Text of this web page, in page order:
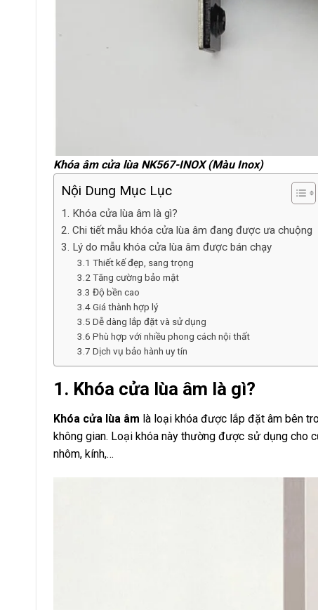
Khóa âm cửa lùa NK567-INOX (Màu Inox)
Nội Dung Mục Lục
1. Khóa cửa lùa âm là gì?
2. Chi tiết mẫu khóa cửa lùa âm đang được ưa chuộng
3. Lý do mẫu khóa cửa lùa âm được bán chạy
3.1 Thiết kế đẹp, sang trọng
3.2 Tăng cường bảo mật
3.3 Độ bền cao
3.4 Giá thành hợp lý
3.5 Dễ dàng lắp đặt và sử dụng
3.6 Phù hợp với nhiều phong cách nội thất
3.7 Dịch vụ bảo hành uy tín
1. Khóa cửa lùa âm là gì?
Khóa cửa lùa âm là loại khóa được lắp đặt âm bên
không gian. Loại khóa này thường được sử dụng cho
nhôm, kính,…